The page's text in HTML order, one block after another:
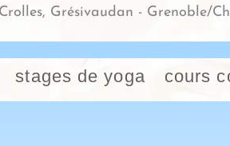
Grésivaudan - Grenoble/
stages de yoga cours